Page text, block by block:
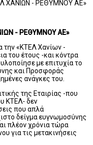
ΧΑΝΙΩΝ - ΡΕΘΥΜΝΟΥ ΑΕ»
- ΡΕΘΥΜΝΟΥ ΑΕ»
την «ΚΤΕΛ Χανίων -
του έτους -και κόντρα
με επιτυχία το
και Προσφοράς
ανάγκες του.
της Εταιρίας -που
ΚΤΕΛ- δεν
που απλά
δείγμα ευγνωμοσύνης
πλέον χρόνια τώρα
για τις μετακινήσεις